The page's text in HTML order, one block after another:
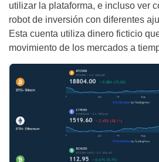
utilizar la plataforma, e incluso ver
robot de inversión con diferentes
Esta cuenta utiliza dinero ficticio
movimiento de los mercados a